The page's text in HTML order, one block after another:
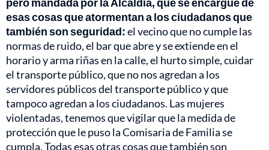
esas cosas que atormentan a los ciudadanos que
también son seguridad:el vecino que no cumple las
normas de ruido, el bar que abre y se extiende en el
horario y arma riñas en la calle, el hurto simple, cuidar
el transporte público, que no nos agredan a los
servidores públicos del transporte público y que
tampoco agredan a los ciudadanos. Las mujeres
violentadas, tenemos que vigilar que la medida de
protección que le puso la Comisaria de Familia se
cumpla. Todas esas otras cosas que también son